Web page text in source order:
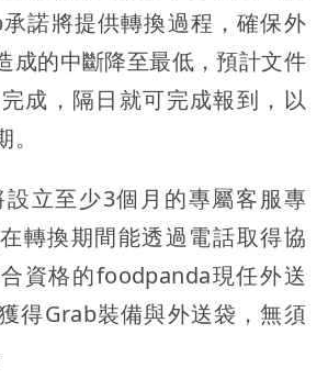
諾將提供轉換過程，確保外
成的中斷降至最低，預計文件
成，隔日就可完成報到，以
。
立至少3個月的專屬客服專
轉換期間能透過電話取得協
資格的foodpanda現任外送
得Grab裝備與外送袋，無須